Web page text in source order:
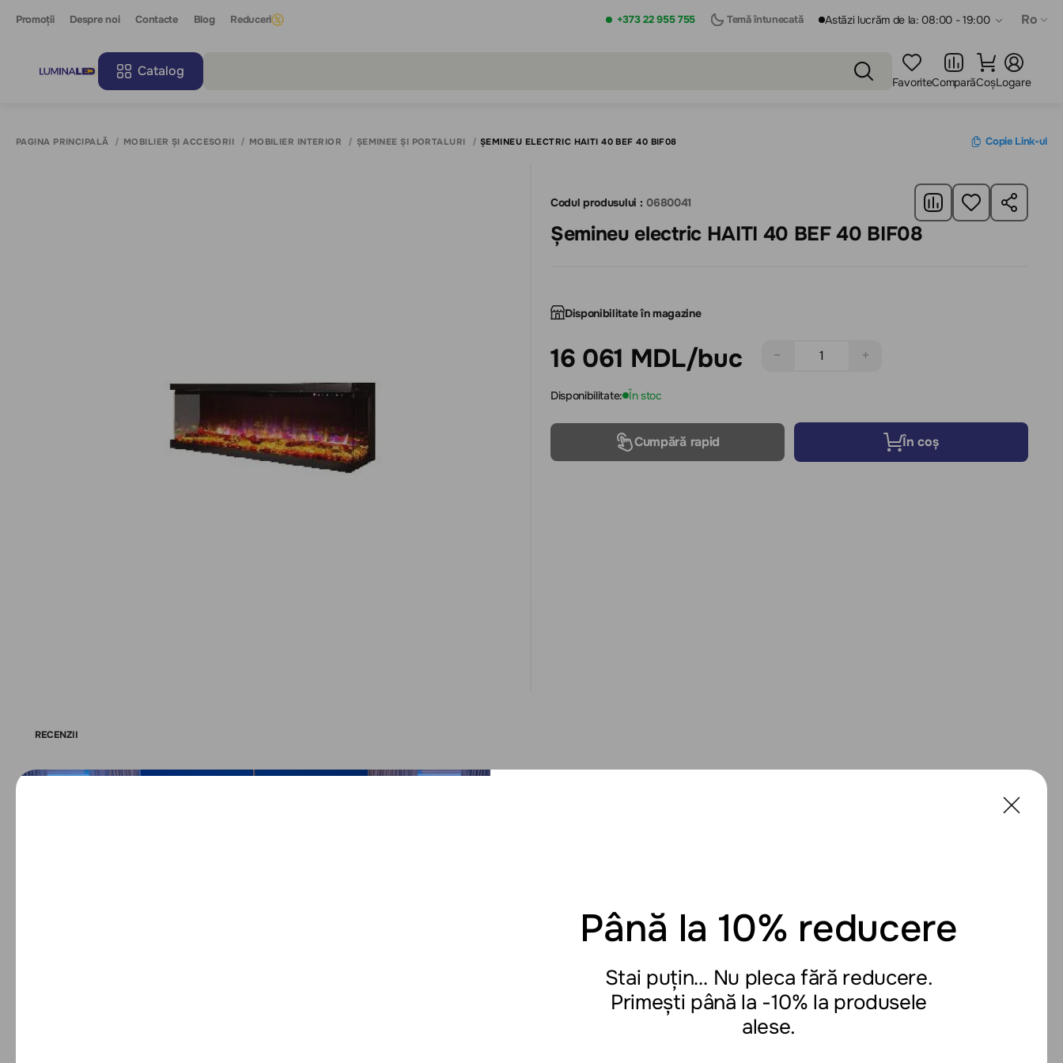
Promoții Despre noi Contacte Blog Reduceri +373 22 955 755 Temă întunecată Astăzi lucrăm de la: 08:00 - 19:00 Ro
Catalog
FavoriteComparăCoșLogare
PAGINA PRINCIPALĂ MOBILIER ȘI ACCESORII MOBILIER INTERIOR ȘEMINEE ȘI PORTALURI ȘEMINEU ELECTRIC HAITI 40 BEF 40 BIF08 Copie Link-ul
Codul produsului : 0680041
Șemineu electric HAITI 40 BEF 40 BIF08
Disponibilitate în magazine
16 061 MDL/buc − +
Disponibilitate: În stoc
Cumpără rapid În coș
RECENZII
Până la 10% reducere
Stai puțin… Nu pleca fără reducere.
Primești până la -10% la produsele
alese.